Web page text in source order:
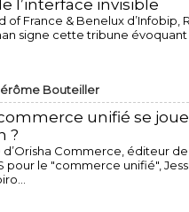
l’interface invisible
of France & Benelux d’Infobip,
signe cette tribune évoquant
Bouteiller
unifié se
?
d’Orisha Commerce, éditeur
pour le "commerce unifié",